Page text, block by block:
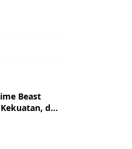
Beast
dan